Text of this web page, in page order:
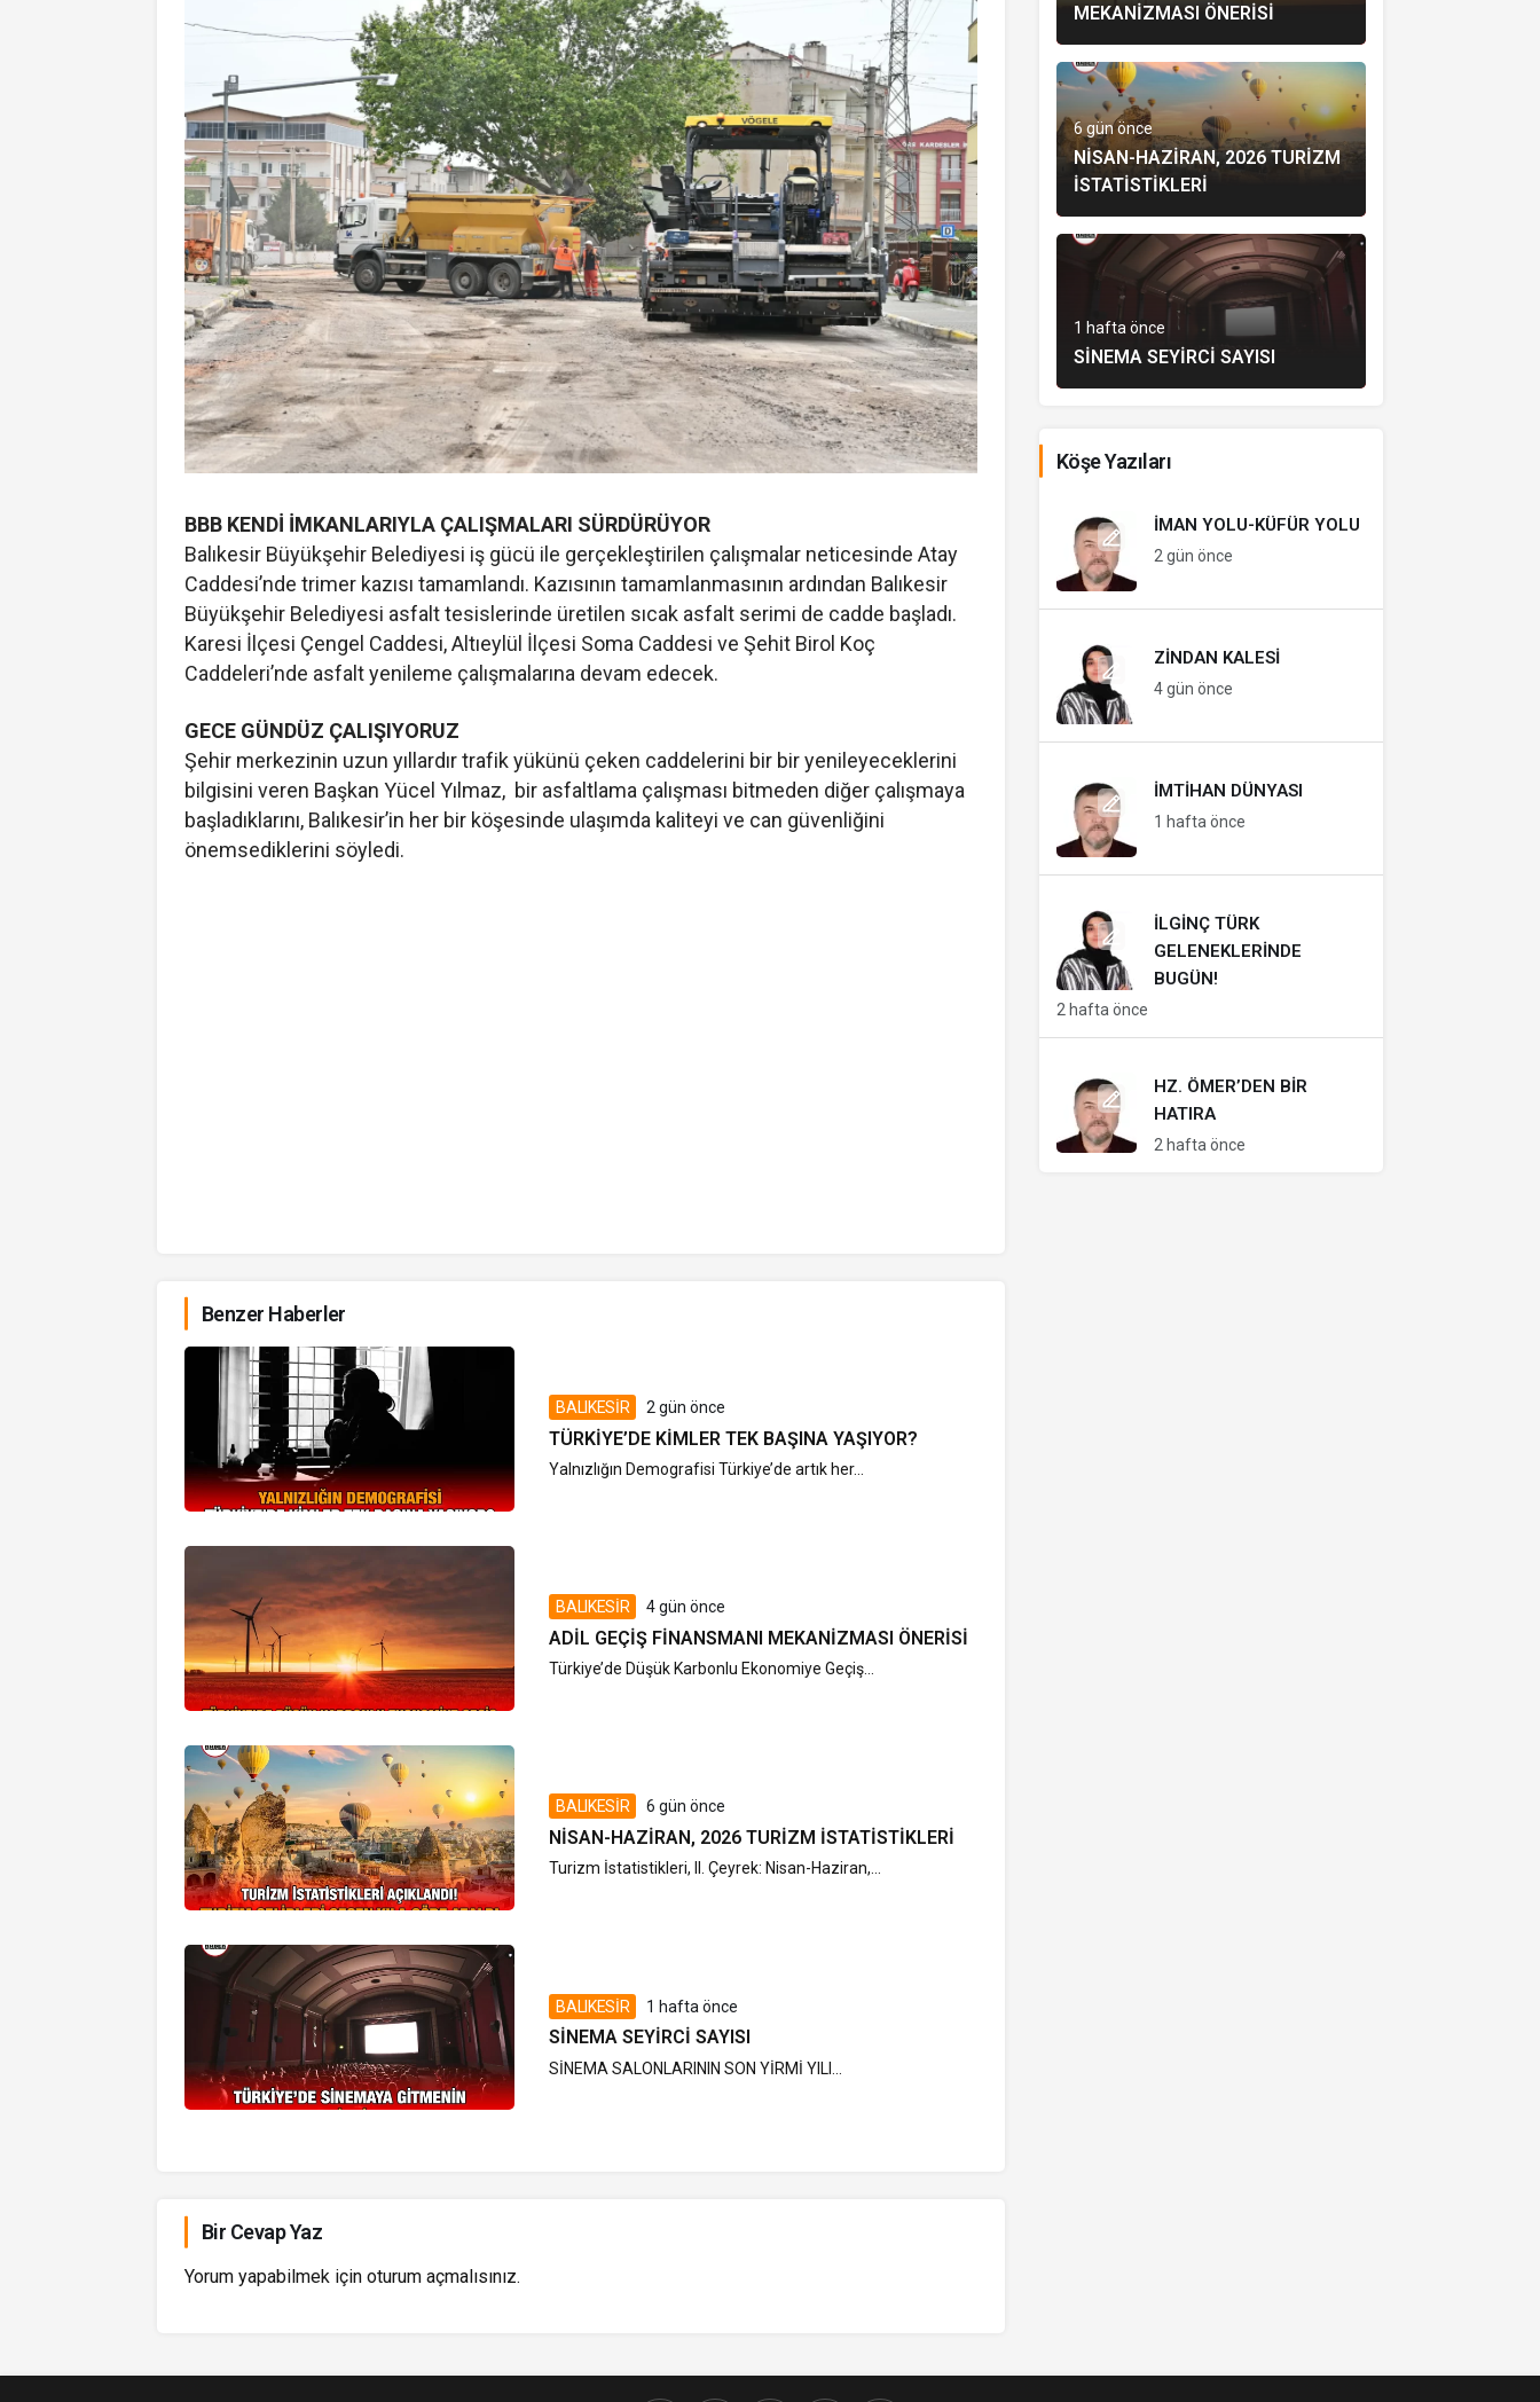
BBB KENDİ İMKANLARIYLA ÇALIŞMALARI SÜRDÜRÜYOR
Balıkesir Büyükşehir Belediyesi iş gücü ile gerçekleştirilen çalışmalar neticesinde Atay
Caddesi’nde trimer kazısı tamamlandı. Kazısının tamamlanmasının ardından Balıkesir
Büyükşehir Belediyesi asfalt tesislerinde üretilen sıcak asfalt serimi de cadde başladı.
Karesi İlçesi Çengel Caddesi, Altıeylül İlçesi Soma Caddesi ve Şehit Birol Koç
Caddeleri’nde asfalt yenileme çalışmalarına devam edecek.
GECE GÜNDÜZ ÇALIŞIYORUZ
Şehir merkezinin uzun yıllardır trafik yükünü çeken caddelerini bir bir yenileyeceklerini
bilgisini veren Başkan Yücel Yılmaz, bir asfaltlama çalışması bitmeden diğer çalışmaya
başladıklarını, Balıkesir’in her bir köşesinde ulaşımda kaliteyi ve can güvenliğini
önemsediklerini söyledi.
Benzer Haberler
BALIKESİR 2 gün önce
TÜRKIYE’DE KIMLER TEK BAŞINA YAŞIYOR?
Yalnızlığın Demografisi Türkiye’de artık her...
BALIKESİR 4 gün önce
ADIL GEÇIŞ FINANSMANI MEKANIZMASI ÖNERISI
Türkiye’de Düşük Karbonlu Ekonomiye Geçiş...
BALIKESİR 6 gün önce
NISAN-HAZIRAN, 2026 TURIZM İSTATISTIKLERI
Turizm İstatistikleri, II. Çeyrek: Nisan-Haziran,...
BALIKESİR 1 hafta önce
SINEMA SEYIRCI SAYISI
SİNEMA SALONLARININ SON YİRMİ YILI...
Bir Cevap Yaz
Yorum yapabilmek için oturum açmalısınız.
MEKANIZMASI ÖNERISI
6 gün önce
NISAN-HAZIRAN, 2026 TURIZM
İSTATISTIKLERI
1 hafta önce
SINEMA SEYIRCI SAYISI
Köşe Yazıları
İMAN YOLU-KÜFÜR YOLU
2 gün önce
ZINDAN KALESI
4 gün önce
İMTIHAN DÜNYASI
1 hafta önce
İLGINÇ TÜRK
GELENEKLERINDE
BUGÜN!
2 hafta önce
HZ. ÖMER’DEN BIR
HATIRA
2 hafta önce